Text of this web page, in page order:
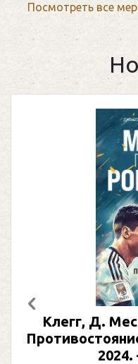
Посмотреть все
Клегг, Д.
Предыдущий